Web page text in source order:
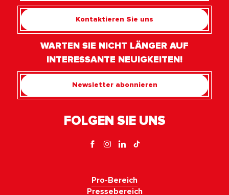
Kontaktieren Sie uns
WARTEN SIE NICHT LÄNGER AUF
INTERESSANTE NEUIGKEITEN!
Newsletter abonnieren
FOLGEN SIE UNS
Pro-Bereich
Pressebereich